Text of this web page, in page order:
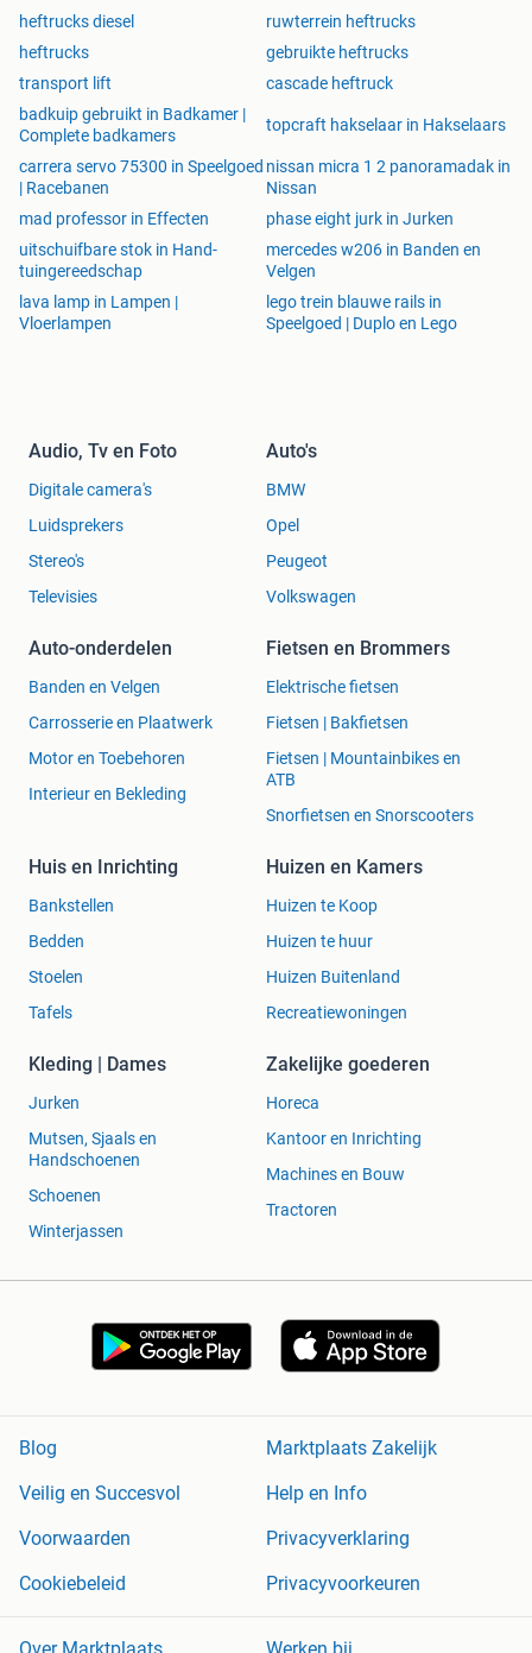
heftrucks diesel
ruwterrein heftrucks
heftrucks
gebruikte heftrucks
transport lift
cascade heftruck
badkuip gebruikt in Badkamer |
Complete badkamers
topcraft hakselaar in Hakselaars
carrera servo 75300 in Speelgoed
| Racebanen
nissan micra 1 2 panoramadak in
Nissan
mad professor in Effecten
phase eight jurk in Jurken
uitschuifbare stok in Hand-
tuingereedschap
mercedes w206 in Banden en
Velgen
lava lamp in Lampen |
Vloerlampen
lego trein blauwe rails in
Speelgoed | Duplo en Lego
Audio, Tv en Foto
Digitale camera's
Luidsprekers
Stereo's
Televisies
Auto's
BMW
Opel
Peugeot
Volkswagen
Auto-onderdelen
Banden en Velgen
Carrosserie en Plaatwerk
Motor en Toebehoren
Interieur en Bekleding
Fietsen en Brommers
Elektrische fietsen
Fietsen | Bakfietsen
Fietsen | Mountainbikes en
ATB
Snorfietsen en Snorscooters
Huis en Inrichting
Bankstellen
Bedden
Stoelen
Tafels
Huizen en Kamers
Huizen te Koop
Huizen te huur
Huizen Buitenland
Recreatiewoningen
Kleding | Dames
Jurken
Mutsen, Sjaals en
Handschoenen
Schoenen
Winterjassen
Zakelijke goederen
Horeca
Kantoor en Inrichting
Machines en Bouw
Tractoren
Blog
Marktplaats Zakelijk
Veilig en Succesvol
Help en Info
Voorwaarden
Privacyverklaring
Cookiebeleid
Privacyvoorkeuren